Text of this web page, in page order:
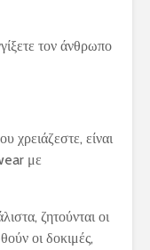
τον άνθρωπο
χρειάζεστε, είναι
με
ζητούνται οι
οι δοκιμές,